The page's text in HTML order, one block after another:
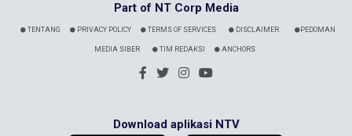
Part of NT Corp Media
TENTANG PRIVACY POLICY TERMS OF SERVICES DISCLAIMER PEDOMAN
MEDIA SIBER TIM REDAKSI ANCHORS
Download aplikasi NTV